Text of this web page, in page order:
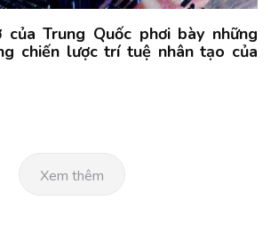
Trung Quốc phơi bày những
chiến lược trí tuệ nhân tạo của
Xem thêm